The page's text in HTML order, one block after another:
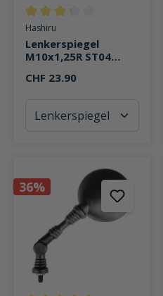
Durchschnittliche Bewertung
Hashiru
Lenkerspiegel
M10x1,25R ST04
CHF 23.90
36%